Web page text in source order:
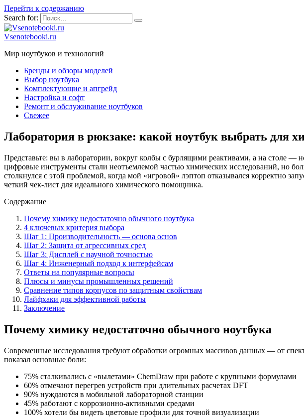
Перейти к содержанию
Search for:
Vsenotebooki.ru
Мир ноутбуков и технологий
Бренды и обзоры моделей
Выбор ноутбука
Комплектующие и апгрейд
Настройка и софт
Ремонт и обслуживание ноутбуков
Свежее
Лаборатория в рюкзаке: какой ноутбук выбрать для
Представьте: вы в лаборатории, вокруг колбы с бурлящими реактивами, а на столе
цифровые инструменты стали неотъемлемой частью химических исследований, но
столкнулся с этой проблемой, когда мой «игровой» лэптоп отказывался корректно
четкий чек-лист для идеального химического помощника.
Содержание
Почему химику недостаточно обычного ноутбука
4 ключевых критерия выбора
Шаг 1: Производительность — основа основ
Шаг 2: Защита от агрессивных сред
Шаг 3: Дисплей с научной точностью
Шаг 4: Инженерный подход к интерфейсам
Ответы на популярные вопросы
Плюсы и минусы промышленных решений
Сравнение типов корпусов по защитным свойствам
Лайфхаки для эффективной работы
Заключение
Почему химику недостаточно обычного ноутбука
Современные исследования требуют обработки огромных массивов данных — от
показал основные боли:
75% сталкивались с «вылетами» ChemDraw при работе с крупными формулами
60% отмечают перегрев устройств при длительных расчетах DFT
90% нуждаются в мобильной лабораторной станции
45% работают с коррозионно-активными средами
100% хотели бы видеть цветовые профили для точной визуализации